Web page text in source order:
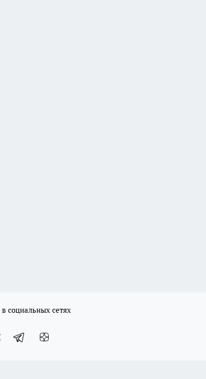
социальных сетях